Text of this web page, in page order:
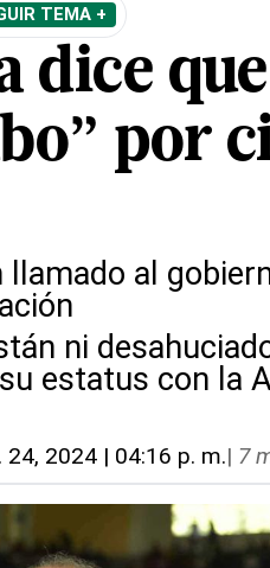
TEMA +
dice
por
llamado al
ni
estatus con la
24, 2024 | 04:16 p. m.| 7